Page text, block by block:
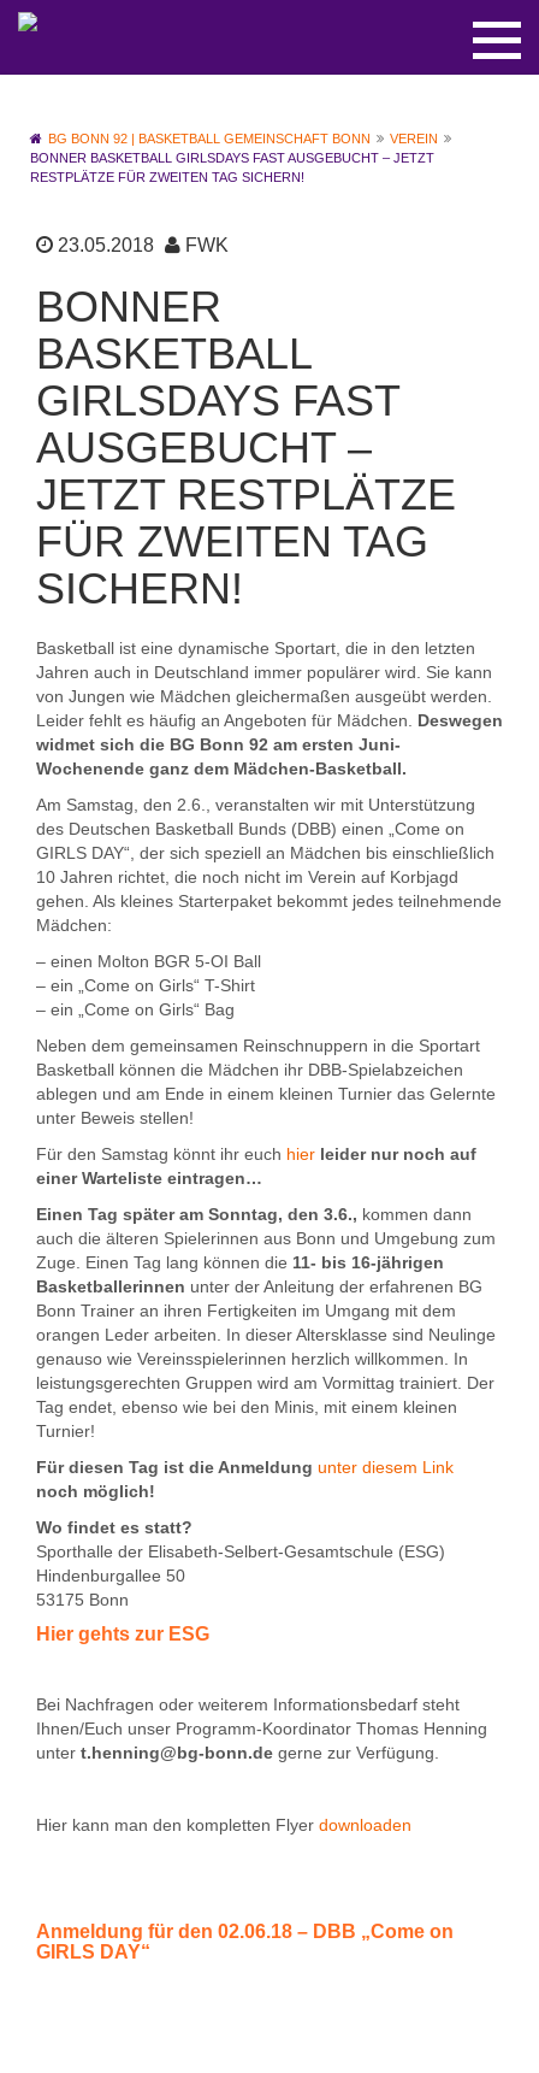
BG BONN 92 | BASKETBALL GEMEINSCHAFT BONN
VEREIN
BONNER BASKETBALL GIRLSDAYS FAST AUSGEBUCHT – JETZT
RESTPLÄTZE FÜR ZWEITEN TAG SICHERN!
23.05.2018 FWK
BONNER
BASKETBALL
GIRLSDAYS FAST
AUSGEBUCHT –
JETZT RESTPLÄTZE
FÜR ZWEITEN TAG
SICHERN!
Basketball ist eine dynamische Sportart, die in den letzten
Jahren auch in Deutschland immer populärer wird. Sie kann
von Jungen wie Mädchen gleichermaßen ausgeübt werden.
Leider fehlt es häufig an Angeboten für Mädchen. Deswegen
widmet sich die BG Bonn 92 am ersten Juni-
Wochenende ganz dem Mädchen-Basketball.
Am Samstag, den 2.6., veranstalten wir mit Unterstützung
des Deutschen Basketball Bunds (DBB) einen „Come on
GIRLS DAY“, der sich speziell an Mädchen bis einschließlich
10 Jahren richtet, die noch nicht im Verein auf Korbjagd
gehen. Als kleines Starterpaket bekommt jedes teilnehmende
Mädchen:
– einen Molton BGR 5-OI Ball
– ein „Come on Girls“ T-Shirt
– ein „Come on Girls“ Bag
Neben dem gemeinsamen Reinschnuppern in die Sportart
Basketball können die Mädchen ihr DBB-Spielabzeichen
ablegen und am Ende in einem kleinen Turnier das Gelernte
unter Beweis stellen!
Für den Samstag könnt ihr euch hier leider nur noch auf
einer Warteliste eintragen…
Einen Tag später am Sonntag, den 3.6., kommen dann
auch die älteren Spielerinnen aus Bonn und Umgebung zum
Zuge. Einen Tag lang können die 11- bis 16-jährigen
Basketballerinnen unter der Anleitung der erfahrenen BG
Bonn Trainer an ihren Fertigkeiten im Umgang mit dem
orangen Leder arbeiten. In dieser Altersklasse sind Neulinge
genauso wie Vereinsspielerinnen herzlich willkommen. In
leistungsgerechten Gruppen wird am Vormittag trainiert. Der
Tag endet, ebenso wie bei den Minis, mit einem kleinen
Turnier!
Für diesen Tag ist die Anmeldung unter diesem Link
noch möglich!
Wo findet es statt?
Sporthalle der Elisabeth-Selbert-Gesamtschule (ESG)
Hindenburgallee 50
53175 Bonn
Hier gehts zur ESG
Bei Nachfragen oder weiterem Informationsbedarf steht
Ihnen/Euch unser Programm-Koordinator Thomas Henning
unter t.henning@bg-bonn.de gerne zur Verfügung.
Hier kann man den kompletten Flyer downloaden
Anmeldung für den 02.06.18 – DBB „Come on
GIRLS DAY“